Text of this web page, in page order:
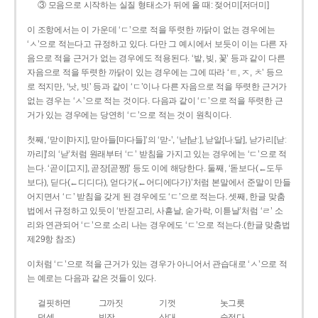
③ 모음으로 시작하는 실질 형태소가 뒤에 올 때: 젖어미[저더미]
이 조항에서는 이 가운데 ‘ㄷ’으로 적을 뚜렷한 까닭이 없는 경우에는
‘ㅅ’으로 적는다고 규정하고 있다. 다만 그 예시에서 보듯이 이는 다른 자
음으로 적을 근거가 없는 경우에도 적용된다. ‘밭, 빚, 꽃’ 등과 같이 다른
자음으로 적을 뚜렷한 까닭이 있는 경우에는 그에 따라 ‘ㅌ, ㅈ, ㅊ’ 등으
로 적지만, ‘낫, 빗’ 등과 같이 ‘ㄷ’이나 다른 자음으로 적을 뚜렷한 근거가
없는 경우는 ‘ㅅ’으로 적는 것이다. 다음과 같이 ‘ㄷ’으로 적을 뚜렷한 근
거가 있는 경우에는 당연히 ‘ㄷ’으로 적는 것이 원칙이다.
첫째, ‘맏이[마지], 맏아들[마다들]’의 ‘맏-’, ‘낟[낟ː], 낟알[나ː달], 낟가리[낟ː
까리]’의 ‘낟’처럼 원래부터 ‘ㄷ’ 받침을 가지고 있는 경우에는 ‘ㄷ’으로 적
는다. ‘곧이[고지], 곧장[곧짱]’ 등도 이에 해당한다. 둘째, ‘돋보다(←도두
보다), 딛다(←디디다), 얻다가(←어디에다가)’처럼 본말에서 준말이 만들
어지면서 ‘ㄷ’ 받침을 갖게 된 경우에도 ‘ㄷ’으로 적는다. 셋째, 한글 맞춤
법에서 규정하고 있듯이 ‘반짇고리, 사흗날, 숟가락, 이튿날’처럼 ‘ㄹ’ 소
리와 연관되어 ‘ㄷ’으로 소리 나는 경우에도 ‘ㄷ’으로 적는다.(한글 맞춤법
제29항 참조)
이처럼 ‘ㄷ’으로 적을 근거가 있는 경우가 아니어서 관습대로 ‘ㅅ’으로 적
는 예로는 다음과 같은 것들이 있다.
걸핏하면 그까짓 기껏
놋그릇